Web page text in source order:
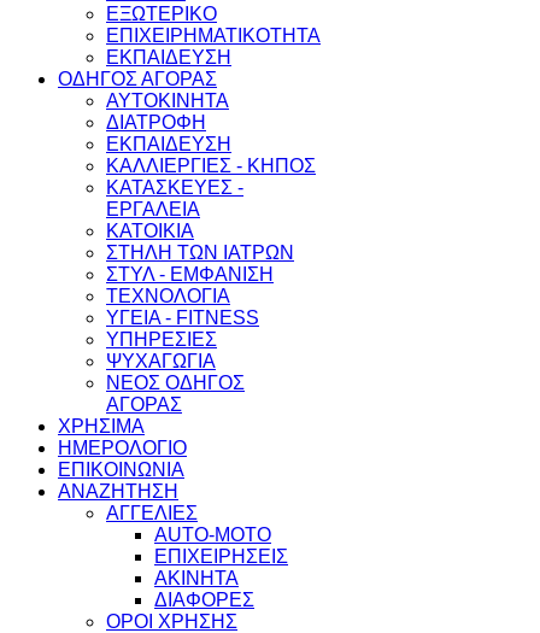
ΕΞΩΤΕΡΙΚΟ
ΕΠΙΧΕΙΡΗΜΑΤΙΚΟΤΗΤΑ
ΕΚΠΑΙΔΕΥΣΗ
ΟΔΗΓΟΣ ΑΓΟΡΑΣ
ΑΥΤΟΚΙΝΗΤΑ
ΔΙΑΤΡΟΦΗ
ΕΚΠΑΙΔΕΥΣΗ
ΚΑΛΛΙΕΡΓΙΕΣ - ΚΗΠΟΣ
ΚΑΤΑΣΚΕΥΕΣ -
ΕΡΓΑΛΕΙΑ
ΚΑΤΟΙΚΙΑ
ΣΤΗΛΗ ΤΩΝ ΙΑΤΡΩΝ
ΣΤΥΛ - ΕΜΦΑΝΙΣΗ
ΤΕΧΝΟΛΟΓΙΑ
ΥΓΕΙΑ - FITNESS
ΥΠΗΡΕΣΙΕΣ
ΨΥΧΑΓΩΓΙΑ
ΝΕΟΣ ΟΔΗΓΟΣ
ΑΓΟΡΑΣ
ΧΡΗΣΙΜΑ
ΗΜΕΡΟΛΟΓΙΟ
ΕΠΙΚΟΙΝΩΝΙΑ
ΑΝΑΖΗΤΗΣΗ
ΑΓΓΕΛΙΕΣ
AUTO-MOTO
ΕΠΙΧΕΙΡΗΣΕΙΣ
ΑΚΙΝΗΤΑ
ΔΙΑΦΟΡΕΣ
ΟΡΟΙ ΧΡΗΣΗΣ